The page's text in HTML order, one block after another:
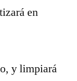
en
y limpiará